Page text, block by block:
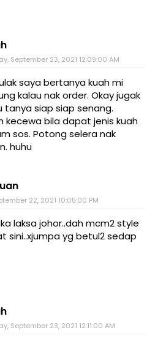
September 23, 2021 12:09:00 AM
saya bertanya kuah mi
kalau nak order. Okay jugak
tanya siap siap senang.
kecewa bila dapat jenis kuah
sos. Potong selera nak
huhu
22, 2021 10:05:00 PM
laksa johor..dah mcm2 style
sini..xjumpa yg betul2 sedap
September 23, 2021 12:11:00 AM